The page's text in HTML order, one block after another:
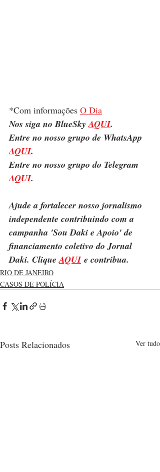
*Com informações O Dia
Nos siga no BlueSky AQUI.
Entre no nosso grupo de WhatsApp
AQUI.
Entre no nosso grupo do Telegram
AQUI.
Ajude a fortalecer nosso jornalismo
independente contribuindo com a
campanha 'Sou Daki e Apoio' de
financiamento coletivo do Jornal
Daki. Clique AQUI e contribua.
RIO DE JANEIRO
CASOS DE POLÍCIA
Posts Relacionados Ver tudo